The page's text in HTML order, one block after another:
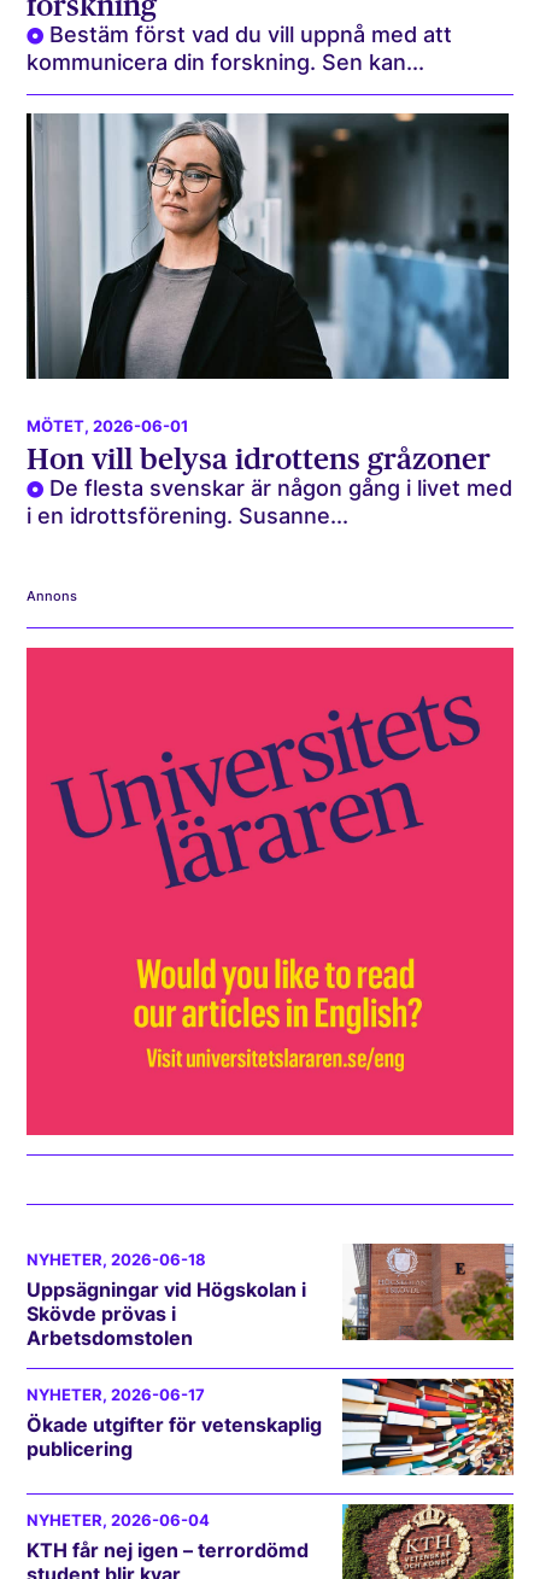
Bestäm först vad du vill uppnå med att
kommunicera din forskning. Sen kan...
MÖTET, 2026-06-01
Hon vill belysa idrottens gråzoner
De flesta svenskar är någon gång i livet med
i en idrottsförening. Susanne...
Annons
NYHETER, 2026-06-18
Uppsägningar vid Högskolan i
Skövde prövas i
Arbetsdomstolen
NYHETER, 2026-06-17
Ökade utgifter för vetenskaplig
publicering
NYHETER, 2026-06-04
KTH får nej igen – terrordömd
student blir kvar